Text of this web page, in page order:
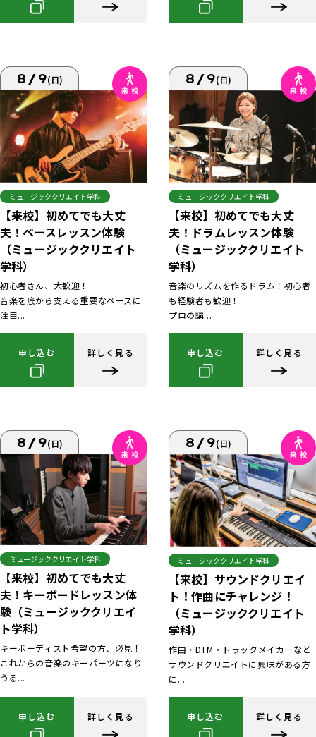
8/9(日)
ミュージッククリエイト学科
【来校】初めてでも大丈
夫！ベースレッスン体験
（ミュージッククリエイト
学科）
初心者さん、大歓迎！
音楽を底から支える重要なベースに
注目...
申し込む 詳しく見る
8/9(日)
ミュージッククリエイト学科
【来校】初めてでも大丈
夫！ドラムレッスン体験
（ミュージッククリエイト
学科）
音楽のリズムを作るドラム！初心者
も経験者も歓迎！
プロの講...
申し込む 詳しく見る
8/9(日)
ミュージッククリエイト学科
【来校】初めてでも大丈
夫！キーボードレッスン体
験（ミュージッククリエイ
ト学科）
キーボーディスト希望の方、必見！
これからの音楽のキーパーツになり
うる...
申し込む 詳しく見る
8/9(日)
ミュージッククリエイト学科
【来校】サウンドクリエイ
ト！作曲にチャレンジ！
（ミュージッククリエイト
学科）
作曲・DTM・トラックメイカーなど
サウンドクリエイトに興味がある方
に...
申し込む 詳しく見る